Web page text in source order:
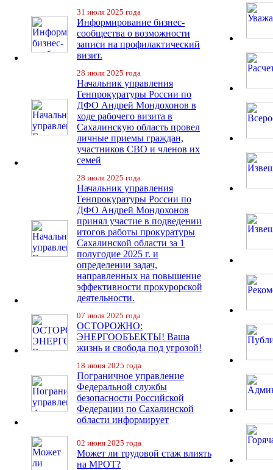
31 июля 2025 года
Информирование бизнес-
сообщества о возможности
записи на профилактический
визит.
28 июля 2025 года
Начальник управления
Генпрокуратуры России по
ДФО Андрей Мондохонов в
ходе рабочего визита в
Сахалинскую область провел
личные приемы граждан,
участников СВО и членов их
семей
28 июля 2025 года
Начальник управления
Генпрокуратуры России по
ДФО Андрей Мондохонов
принял участие в подведении
итогов работы прокуратуры
Сахалинской области за 1
полугодие 2025 г. и
определении задач,
направленных на повышение
эффективности прокурорской
деятельности.
07 июля 2025 года
ОСТОРОЖНО:
ЭНЕРГООБЪЕКТЫ! Ваша
жизнь и свобода под угрозой!
18 июня 2025 года
Пограничное управление
Федеральной службы
безопасности Российской
Федерации по Сахалинской
области информирует
02 июня 2025 года
Может ли трудовой стаж влиять
на МРОТ?